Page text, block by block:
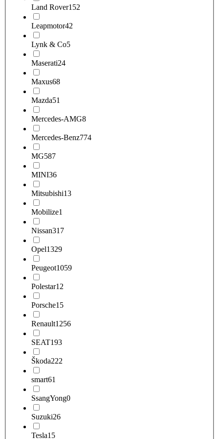
Land Rover152
Leapmotor42
Lynk & Co5
Maserati24
Maxus68
Mazda51
Mercedes-AMG8
Mercedes-Benz774
MG587
MINI36
Mitsubishi13
Mobilize1
Nissan317
Opel1329
Peugeot1059
Polestar12
Porsche15
Renault1256
SEAT193
Škoda222
smart61
SsangYong0
Suzuki26
Tesla15